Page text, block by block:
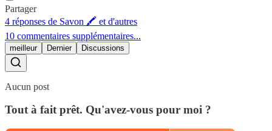
Partager
4 réponses de Savon 🖍 et d'autres
10 commentaires supplémentaires...
meilleur Dernier Discussions
Aucun post
Tout à fait prêt. Qu'avez-vous pour moi ?